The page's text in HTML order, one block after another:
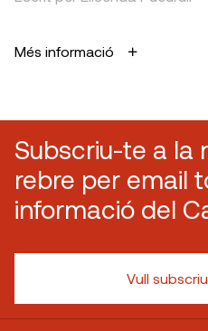
Més informació
Subscriu-te a la
rebre per email
informació del
Vull